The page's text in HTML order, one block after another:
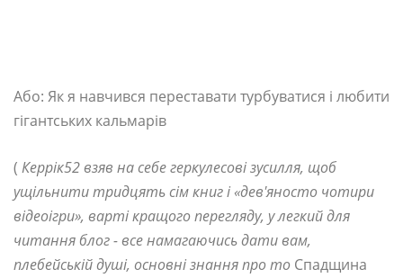
Або: Як я навчився переставати турбуватися і любити
гігантських кальмарів
( Керрік52 взяв на себе геркулесові зусилля, щоб
ущільнити тридцять сім книг і «дев'яносто чотири
відеоігри», варті кращого перегляду, у легкий для
читання блог - все намагаючись дати вам,
плебейській душі, основні знання про то Спадщина